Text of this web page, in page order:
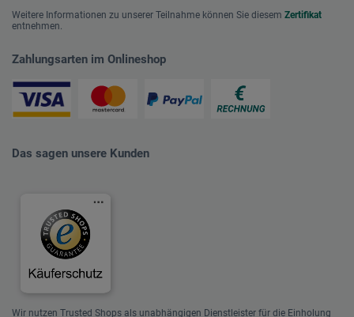
Weitere Informationen zu unserer Teilnahme können Sie diesem Zertifikat
entnehmen.
Zahlungsarten im Onlineshop
Das sagen unsere Kunden
Wir nutzen Trusted Shops als unabhängigen Dienstleister für die Einholung